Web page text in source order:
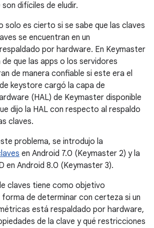
difíciles de eludir.
solo es cierto si se sabe que las claves
se encuentran en un
por hardware. En Keymaster
que las apps o los servidores
de manera confiable si este era el
keystore cargó la capa de
(HAL) de Keymaster disponible
dijo la HAL con respecto al respaldo
claves.
problema, se introdujo la
en Android 7.0 (Keymaster 2) y la
en Android 8.0 (Keymaster 3).
claves tiene como objetivo
de determinar con certeza si un
está respaldado por hardware,
de la clave y qué restricciones